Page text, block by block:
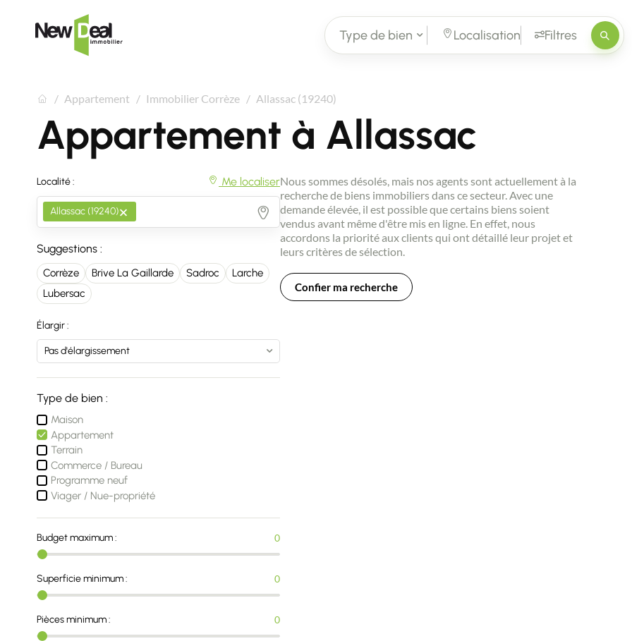
Type de bien Localisation Filtres
Appartement Immobilier Corrèze Allassac (19240)
Appartement à Allassac
Localité : Me localiser
×
Allassac (19240)
Suggestions :
Corrèze Brive La Gaillarde Sadroc
Larche
Lubersac
Élargir :
Type de bien :
Maison
Appartement
Terrain
Commerce / Bureau
Programme neuf
Viager / Nue-propriété
Budget maximum : 0
Superficie minimum : 0
Pièces minimum : 0
Nous sommes désolés, mais nos agents sont actuellement à la
recherche de biens immobiliers dans ce secteur. Avec une
demande élevée, il est possible que certains biens soient
vendus avant même d'être mis en ligne. En effet, nous
accordons la priorité aux clients qui ont détaillé leur projet et
leurs critères de sélection.
Confier ma recherche